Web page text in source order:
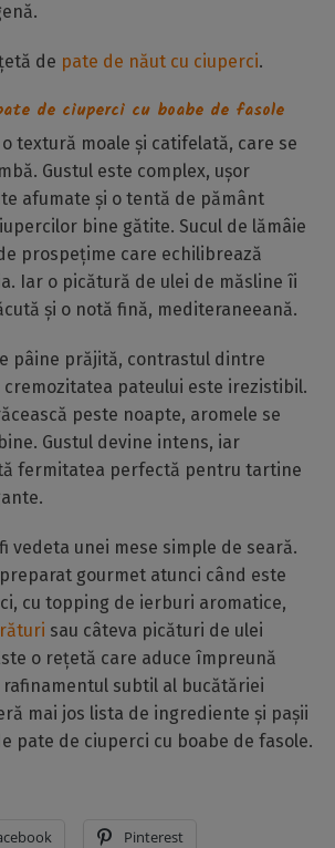
de pate de năut cu ciuperci.
de ciuperci cu boabe de fasole
textură moale și catifelată, care se
Gustul este complex, ușor
afumate și o tentă de pământ
bine gătite. Sucul de lămâie
prospețime care echilibrează
Iar o picătură de ulei de măsline îi
și o notă fină, mediteraneeană.
pâine prăjită, contrastul dintre
pateului este irezistibil.
peste noapte, aromele se
Gustul devine intens, iar
fermitatea perfectă pentru tartine
vedeta unei mese simple de seară.
gourmet atunci când este
cu topping de ierburi aromatice,
sau câteva picături de ulei
o rețetă care aduce împreună
subtil al bucătăriei
mai jos lista de ingrediente și pașii
pate de ciuperci cu boabe de fasole.
Pinterest